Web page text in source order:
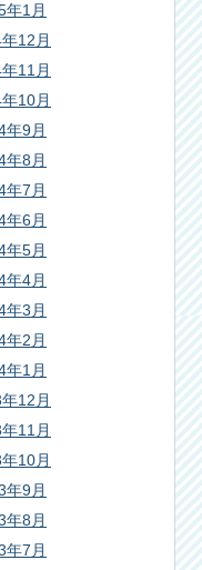
年1月
12月
11月
10月
年9月
年8月
年7月
年6月
年5月
年4月
年3月
年2月
年1月
12月
11月
10月
年9月
年8月
年7月